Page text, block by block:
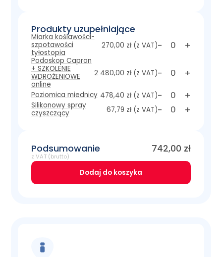
Produkty uzupełniające
Miarka koślawości-
szpotawości
tyłostopia
270,00 zł (z VAT)- +
Podoskop Capron
+ SZKOLENIE
WDROŻENIOWE
online
2 480,00 zł (z VAT)- +
Poziomica miednicy 478,40 zł (z VAT)- +
Silikonowy spray
czyszczący
67,79 zł (z VAT)- +
Podsumowanie
z VAT (brutto)
742,00 zł
Dodaj do koszyka